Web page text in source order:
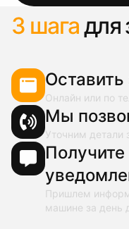
3 шагадля
Оставить
Онлайн или по
Мы
Уточним детали
Получите
Пришлем
машине за день